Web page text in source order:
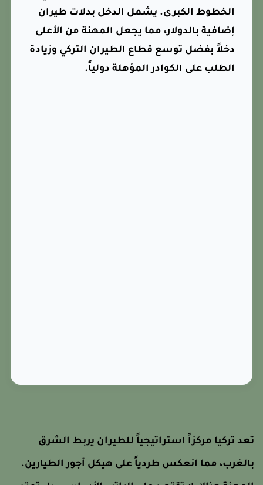
الخطوط الكبرى. يشمل الدخل بدلات طيران
إضافية بالدولار، مما يجعل المهنة من الأعلى
دخلاً بفضل توسع قطاع الطيران التركي وزيادة
الطلب على الكوادر المؤهلة دولياً.
تركيا مركزاً استراتيجياً للطيران يربط الشرق
مما انعكس طردياً على هيكل أجور الطيارين.